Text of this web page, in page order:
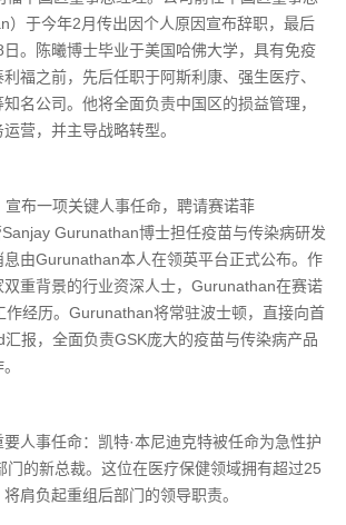
）于今年2月传出因个人原因宣布辞职，最后
。陈曦博士毕业于美国哈佛大学，具有免疫
福之前，先后任职于阿斯利康、强生医疗、
名公司。他将全面负责中国区的损益管理，
营，并主导战略转型。
布一项关键人事任命，聘请赛诺菲
Sanjay Gurunathan博士担任疫苗与传染病研发
由Gurunathan本人在领英平台正式公布。作
重背景的行业资深人士，Gurunathan在赛诺
作经历。Gurunathan将常驻波士顿，直接向首
汇报，全面负责GSK庞大的疫苗与传染病产品
人事任命：凯特·本尼迪克特被任命为急性护
门的新总裁。这位在医疗保健领域拥有超过25
肩负起重组后部门的领导职责。